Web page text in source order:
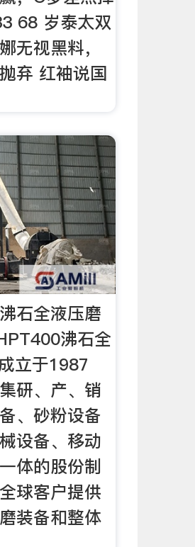
68 岁泰太双
无视黑料，
弃 红袖说国
石全液压磨
沸石全
立于1987
研、产、销
、砂粉设备
设备、移动
体的股份制
球客户提供
装备和整体